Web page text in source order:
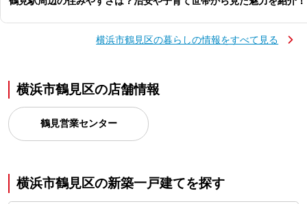
横浜市鶴見区の暮らしの情報をすべて見る
横浜市鶴見区の店舗情報
鶴見営業センター
横浜市鶴見区の新築一戸建てを探す